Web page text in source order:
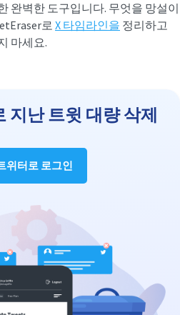
완벽한 도구입니다. 무엇을 망설이
로 X 타임라인을 정리하고
마세요.
지난 트윗 대량 삭제
위터로 로그인